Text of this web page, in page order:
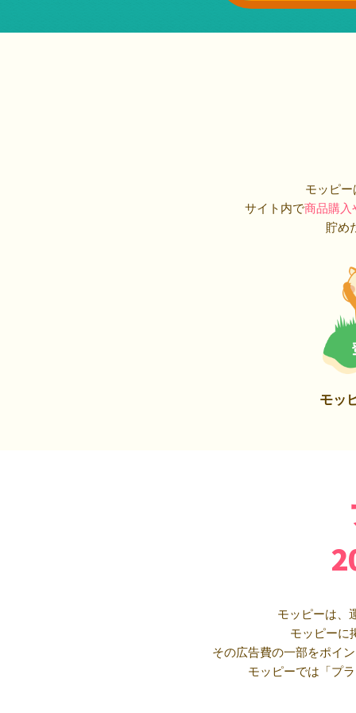
モッピ
サイト内で商品購入
貯め
モッ
モッピーは、
モッピーに
その広告費の一部をポイ
モッピーでは「プ